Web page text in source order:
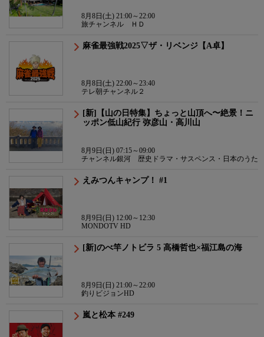
8月8日(土) 21:00～22:00
旅チャンネル ＨＤ
麻雀最強戦2025▽ザ・リベンジ【A卓】
8月8日(土) 22:00～23:40
テレ朝チャンネル２
[新]【山の日特集】ちょっと山頂へ〜絶景！ニ
ッポン低山紀行 弥彦山・高川山
8月9日(日) 07:15～09:00
チャンネル銀河 歴史ドラマ・サスペンス・日本のうた
えみつんキャンプ！ #1
8月9日(日) 12:00～12:30
MONDOTV HD
[新]のべ竿ノトビラ 5 高橋哲也×福江島の海
8月9日(日) 21:00～22:00
釣りビジョンHD
嵐と松本 #249